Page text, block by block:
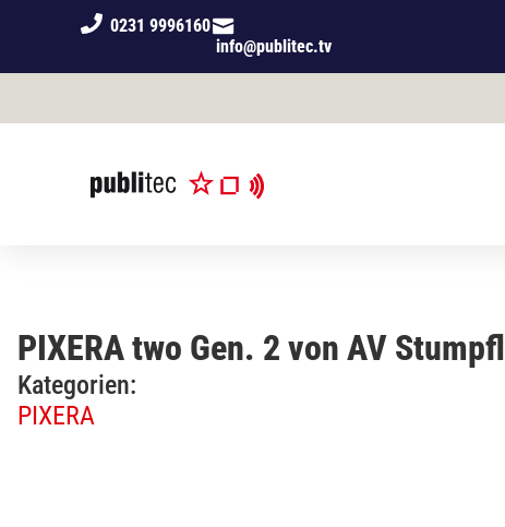
0231 9996160
info@publitec.tv
PIXERA two Gen. 2 von AV Stumpfl
Kategorien:
PIXERA